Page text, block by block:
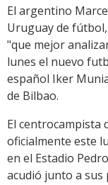
El argentino
Uruguay de
"que mejor
lunes el nuevo
español Iker
de Bilbao.
El centrocampista
oficialmente este
en el Estadio
acudió junto a sus